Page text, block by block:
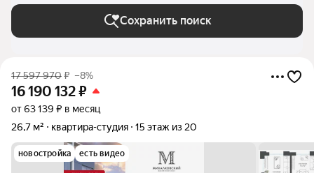
Сохранить поиск
17 597 970₽ –8%
16 190 132₽
от 63 139 ₽ в месяц
26,7 м²
квартира-студия 15 этаж из 20
новостройка есть видео